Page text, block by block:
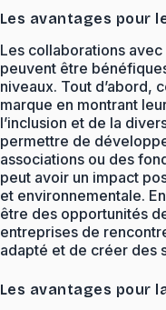
Les avantages pour
Les collaborations
peuvent être
niveaux. Tout d’abord,
marque en montrant
l’inclusion et de la
permettre de
associations ou des
peut avoir un impact
et environnementale.
être des opportunités
entreprises de
adapté et de créer des
Les avantages pour